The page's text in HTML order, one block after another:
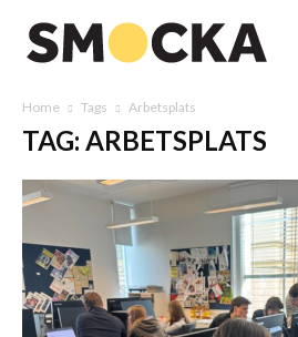
Home Tags Arbetsplats
TAG: ARBETSPLATS